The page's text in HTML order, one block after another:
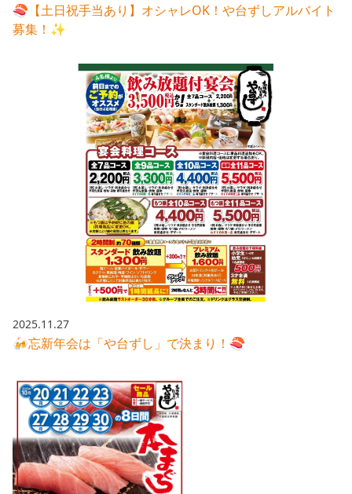
🍣【土日祝手当あり】オシャレOK！や台ずしアルバイト
募集！✨
2025.11.27
🍻忘新年会は「や台ずし」で決まり！🍣